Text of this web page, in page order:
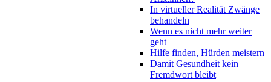
In virtueller Realität Zwänge
behandeln
Wenn es nicht mehr weiter
geht
Hilfe finden, Hürden meistern
Damit Gesundheit kein
Fremdwort bleibt